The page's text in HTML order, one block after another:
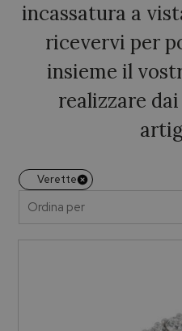
incassatura a
ricevervi per
insieme il
realizzare
Verette